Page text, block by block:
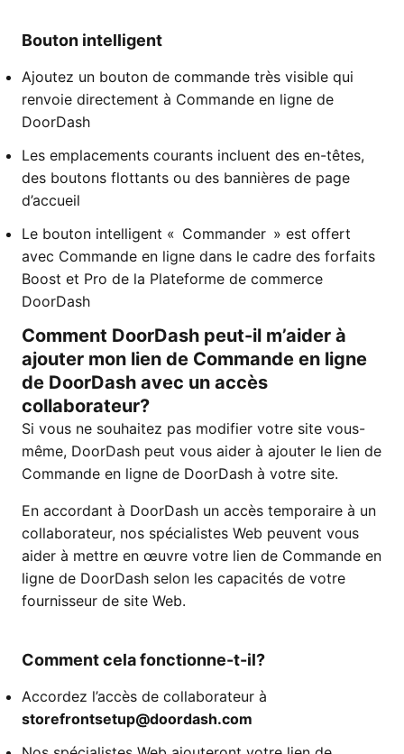
Bouton intelligent
Ajoutez un bouton de commande très visible qui
renvoie directement à Commande en ligne de
DoorDash
Les emplacements courants incluent des en-têtes,
des boutons flottants ou des bannières de page
d’accueil
Le bouton intelligent « Commander » est offert
avec Commande en ligne dans le cadre des forfaits
Boost et Pro de la Plateforme de commerce
DoorDash
Comment DoorDash peut-il m’aider à
ajouter mon lien de Commande en ligne
de DoorDash avec un accès
collaborateur?
Si vous ne souhaitez pas modifier votre site vous-
même, DoorDash peut vous aider à ajouter le lien de
Commande en ligne de DoorDash à votre site.
En accordant à DoorDash un accès temporaire à un
collaborateur, nos spécialistes Web peuvent vous
aider à mettre en œuvre votre lien de Commande en
ligne de DoorDash selon les capacités de votre
fournisseur de site Web.
Comment cela fonctionne-t-il?
Accordez l’accès de collaborateur à
storefrontsetup@doordash.com